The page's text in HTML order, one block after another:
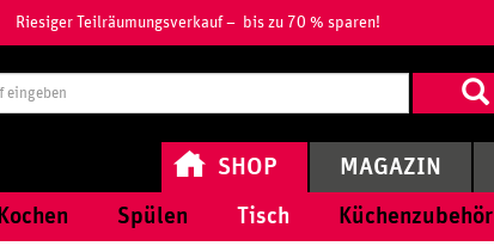
Riesiger Teilräumungsverkauf – bis zu 70 % sparen!
Suchbegriff
eingeben
SHOP
Kochen Spülen Tisch Küchenzubehör
MAGAZIN